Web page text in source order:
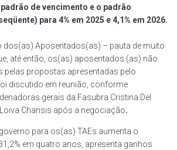
de vencimento e o padrão
para 4% em 2025 e 4,1% em 2026.
dos(as) Aposentados(as) – pauta de muito
até então, os(as) aposentados (as) não
propostas apresentadas pelo
discutido em reunião, conforme
gerais da Fasubra Cristina Del
Chansis após a negociação.
para os(as) TAEs aumenta o
em quatro anos, apresenta ganhos